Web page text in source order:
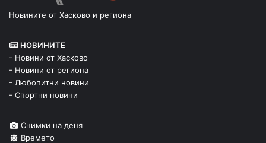
Новините от Хасково и региона
НОВИНИТЕ
- Новини от Хасково
- Новини от региона
- Любопитни новини
- Спортни новини
Снимки на деня
Времето